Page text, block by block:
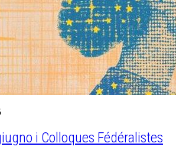
i Colloques Fédéralistes